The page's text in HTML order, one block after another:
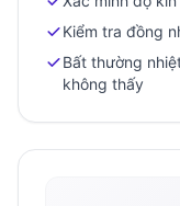
Kiểm tra đồng
Bất thường
không thấy